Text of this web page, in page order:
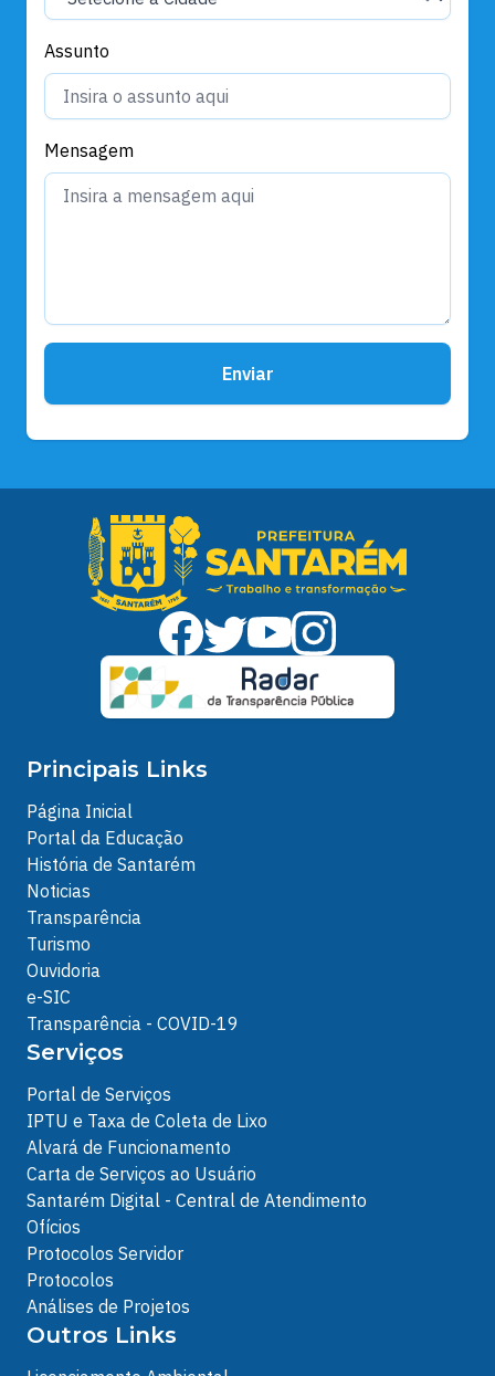
Assunto
Mensagem
Enviar
Principais Links
Página Inicial
Portal da Educação
História de Santarém
Noticias
Transparência
Turismo
Ouvidoria
e-SIC
Transparência - COVID-19
Serviços
Portal de Serviços
IPTU e Taxa de Coleta de Lixo
Alvará de Funcionamento
Carta de Serviços ao Usuário
Santarém Digital - Central de Atendimento
Ofícios
Protocolos Servidor
Protocolos
Análises de Projetos
Outros Links